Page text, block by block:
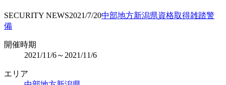
SECURITY NEWS2021/7/20中部地方新潟県資格取得雑踏警
備
開催時期
2021/11/6～2021/11/6
エリア